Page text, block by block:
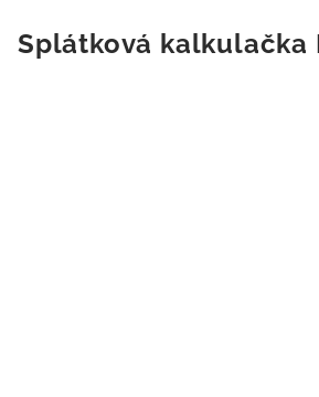
Splátková kalkulačka